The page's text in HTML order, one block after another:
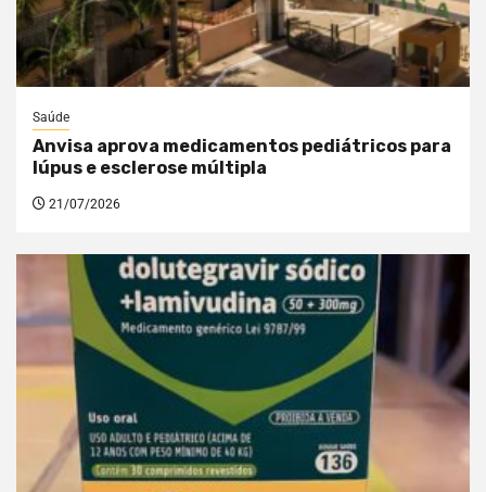
Saúde
Anvisa aprova medicamentos pediátricos para
lúpus e esclerose múltipla
21/07/2026